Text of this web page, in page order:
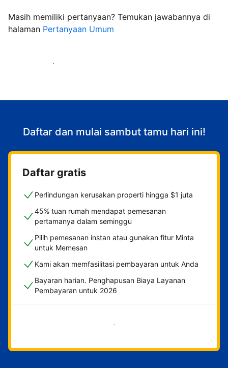
Masih memiliki pertanyaan? Temukan jawabannya di
halaman Pertanyaan Umum
Mulai sambut tamu
Daftar dan mulai sambut tamu hari ini!
Daftar gratis
Perlindungan kerusakan properti hingga $1 juta
45% tuan rumah mendapat pemesanan
pertamanya dalam seminggu
Pilih pemesanan instan atau gunakan fitur Minta
untuk Memesan
Kami akan memfasilitasi pembayaran untuk Anda
Bayaran harian. Penghapusan Biaya Layanan
Pembayaran untuk 2026
Mulai sekarang